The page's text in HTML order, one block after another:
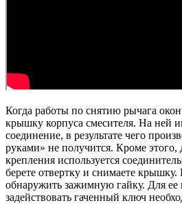
Когда работы по снятию рычага
крышку корпуса смесителя. На ней
соединение, в результате чего
руками» не получится. Кроме этого,
крепления используется
берете отвертку и снимаете
обнаружить зажимную гайку. Для ее
задействовать гаченный ключ